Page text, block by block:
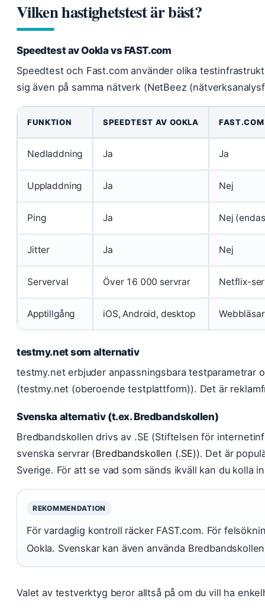
Vilken hastighetstest är bäst?
Speedtest av Ookla vs FAST.com
Speedtest och Fast.com använder olika
sig även på samma nätverk (NetBeez
FUNKTION SPEEDTEST AV OOKLA FAST.COM
Nedladdning Ja Ja
Uppladdning Ja Nej
Ping Ja Nej
Jitter Ja Nej
Serverval Över 16 000 servrar Netflix-
Apptillgång iOS, Android, desktop
testmy.net som alternativ
testmy.net erbjuder anpassningsbara testparametrar
(testmy.net (oberoende testplattform)). Det är
Svenska alternativ (t.ex. Bredbandskollen)
Bredbandskollen drivs av .SE (Stiftelsen för
svenska servrar (Bredbandskollen (.SE)). Det är
Sverige. För att se vad som sänds ikväll kan du kolla
REKOMMENDATION
För vardaglig kontroll räcker FAST.com. För
Ookla. Svenskar kan även använda
Valet av testverktyg beror alltså på om du vill ha